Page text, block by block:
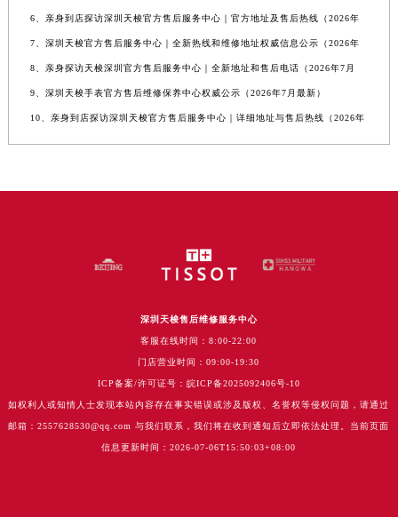
6、亲身到店探访深圳天梭官方售后服务中心｜官方地址及售后热线（2026年
7、深圳天梭官方售后服务中心｜全新热线和维修地址权威信息公示（2026年
8、亲身探访天梭深圳官方售后服务中心｜全新地址和售后电话（2026年7月
9、深圳天梭手表官方售后维修保养中心权威公示（2026年7月最新）
10、亲身到店探访深圳天梭官方售后服务中心｜详细地址与售后热线（2026年
深圳天梭售后维修服务中心
客服在线时间：8:00-22:00
门店营业时间：09:00-19:30
ICP备案/许可证号：皖ICP备2025092406号-10
如权利人或知情人士发现本站内容存在事实错误或涉及版权、名誉权等侵权问题，请通过
邮箱：2557628530@qq.com 与我们联系，我们将在收到通知后立即依法处理。当前页面
信息更新时间：2026-07-06T15:50:03+08:00